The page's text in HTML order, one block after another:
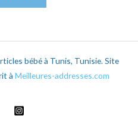
bébé à Tunis, Tunisie. Site
à Meilleures-addresses.com